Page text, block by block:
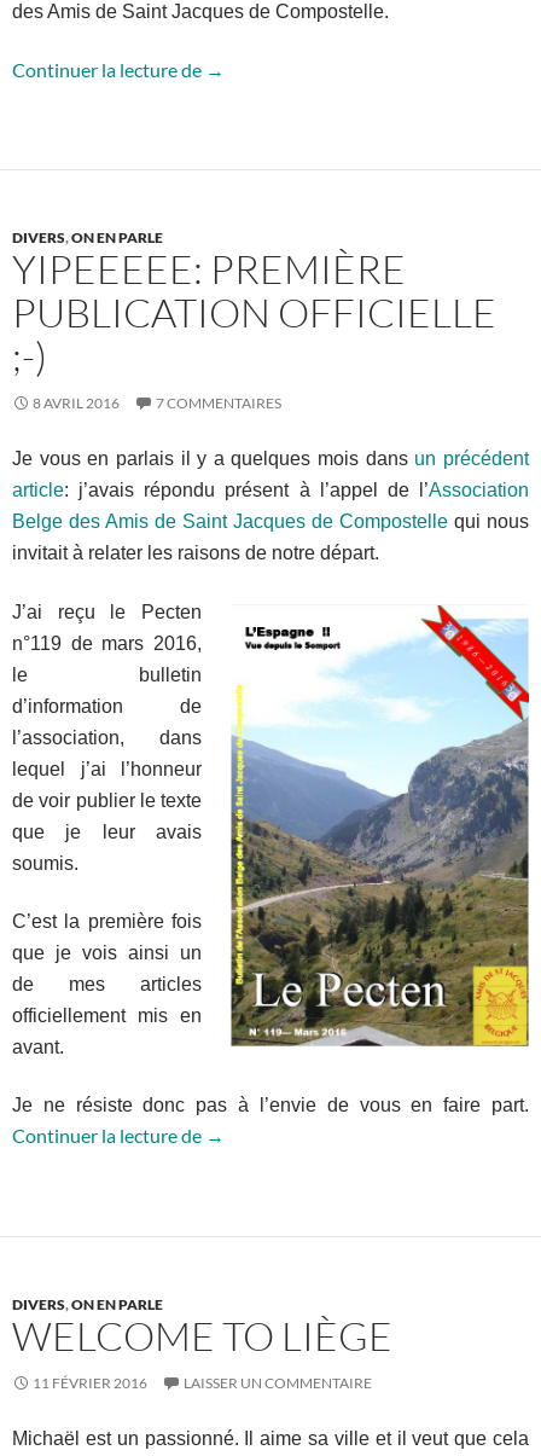
des Amis de Saint Jacques de Compostelle.
Continuer la lecture de Pecten 120: Les rencontres !
→
DIVERS,ON EN PARLE
YIPEEEEE: PREMIÈRE
PUBLICATION OFFICIELLE
;-)
8 AVRIL 2016 7 COMMENTAIRES
Je vous en parlais il y a quelques mois dans un précédent
article: j’avais répondu présent à l’appel de l’Association
Belge des Amis de Saint Jacques de Compostelle qui nous
invitait à relater les raisons de notre départ.
J’ai reçu le Pecten
n°119 de mars 2016,
le bulletin
d’information de
l’association, dans
lequel j’ai l’honneur
de voir publier le texte
que je leur avais
soumis.
C’est la première fois
que je vois ainsi un
de mes articles
officiellement mis en
avant.
Je ne résiste donc pas à l’envie de vous en faire part.
Continuer la lecture de Yipeeeee: première publication officielle
→
DIVERS,ON EN PARLE
WELCOME TO LIÈGE
11 FÉVRIER 2016 LAISSER UN COMMENTAIRE
Michaël est un passionné. Il aime sa ville et il veut que cela